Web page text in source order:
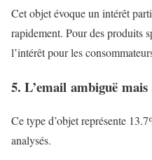
Cet objet évoque un intérêt
rapidement. Pour des produits
l’intérêt pour les
5. L’email ambiguë mais
Ce type d’objet représente
analysés.